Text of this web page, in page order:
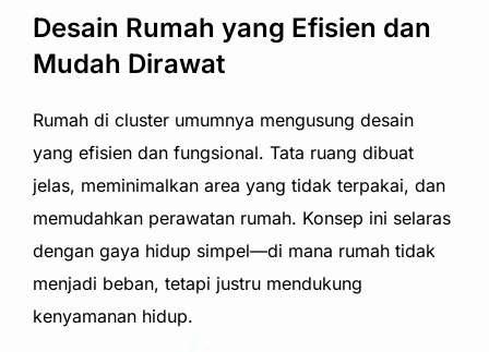
Desain Rumah yang Efisien dan
Mudah Dirawat
Rumah di cluster umumnya mengusung desain
yang efisien dan fungsional. Tata ruang dibuat
jelas, meminimalkan area yang tidak terpakai, dan
memudahkan perawatan rumah. Konsep ini selaras
dengan gaya hidup simpel—di mana rumah tidak
menjadi beban, tetapi justru mendukung
kenyamanan hidup.